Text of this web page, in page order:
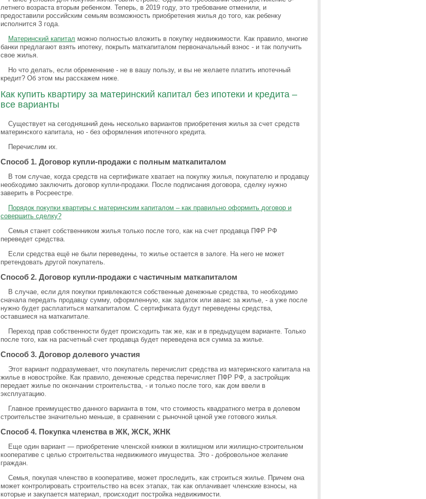
летнего возраста вторым ребенком. Теперь, в 2019 году, это требование отменили, и
предоставили российским семьям возможность приобретения жилья до того, как ребенку
исполнится 3 года.
Материнский капитал можно полностью вложить в покупку недвижимости. Как правило, многие
банки предлагают взять ипотеку, покрыть маткапиталом первоначальный взнос - и так получить
свое жилья.
Но что делать, если обременение - не в вашу пользу, и вы не желаете платить ипотечный
кредит? Об этом мы расскажем ниже.
Как купить квартиру за материнский капитал без ипотеки и кредита –
все варианты
Существует на сегодняшний день несколько вариантов приобретения жилья за счет средств
материнского капитала, но - без оформления ипотечного кредита.
Перечислим их.
Способ 1. Договор купли-продажи с полным маткапиталом
В том случае, когда средств на сертификате хватает на покупку жилья, покупателю и продавцу
необходимо заключить договор купли-продажи. После подписания договора, сделку нужно
заверить в Росреестре.
Порядок покупки квартиры с материнским капиталом – как правильно оформить договор и
совершить сделку?
Семья станет собственником жилья только после того, как на счет продавца ПФР РФ
переведет средства.
Если средства ещё не были переведены, то жилье остается в залоге. На него не может
претендовать другой покупатель.
Способ 2. Договор купли-продажи с частичным маткапиталом
В случае, если для покупки привлекаются собственные денежные средства, то необходимо
сначала передать продавцу сумму, оформленную, как задаток или аванс за жилье, - а уже после
нужно будет расплатиться маткапиталом. С сертификата будут переведены средства,
оставшиеся на маткапитале.
Переход прав собственности будет происходить так же, как и в предыдущем варианте. Только
после того, как на расчетный счет продавца будет переведена вся сумма за жилье.
Способ 3. Договор долевого участия
Этот вариант подразумевает, что покупатель перечислит средства из материнского капитала на
жилье в новостройке. Как правило, денежные средства перечисляет ПФР РФ, а застройщик
передает жилье по окончании строительства, - и только после того, как дом ввели в
эксплуатацию.
Главное преимущество данного варианта в том, что стоимость квадратного метра в долевом
строительстве значительно меньше, в сравнении с рыночной ценой уже готового жилья.
Способ 4. Покупка членства в ЖК, ЖСК, ЖНК
Еще один вариант — приобретение членской книжки в жилищном или жилищно-строительном
кооперативе с целью строительства недвижимого имущества. Это - добровольное желание
граждан.
Семья, покупая членство в кооперативе, может проследить, как строиться жилье. Причем она
может контролировать строительство на всех этапах, так как оплачивает членские взносы, на
которые и закупается материал, происходит постройка недвижимости.